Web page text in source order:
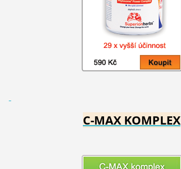
C-MAX KOMPLEX